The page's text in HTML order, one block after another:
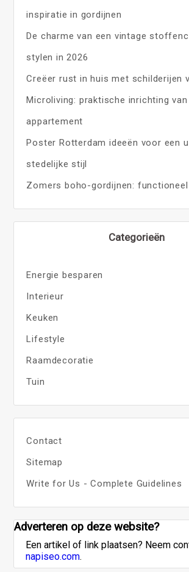
inspiratie in gordijnen
De charme van een vintage
stylen in 2026
Creëer rust in huis met schilderijen
Microliving: praktische inrichting
appartement
Poster Rotterdam ideeën voor een
stedelijke stijl
Zomers boho-gordijnen:
Categorieën
Energie besparen
Interieur
Keuken
Lifestyle
Raamdecoratie
Tuin
Contact
Sitemap
Write for Us - Complete Guidelines
Adverteren op deze website?
Een artikel of link plaatsen? Neem
napiseo.com.